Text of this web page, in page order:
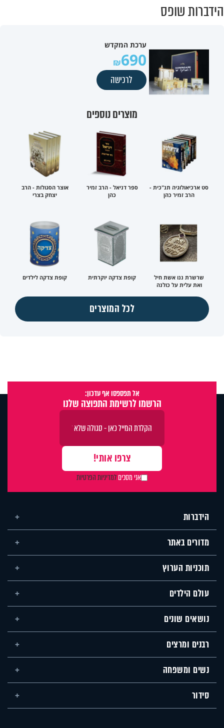
הידברות שופס
ערכת המקדש
690
לרכישה
מוצרים נוספים
סט ארכיאולוגיה תנ"כית -
הרב זמיר כהן
ספר דניאל - הרב זמיר
כהן
אוצר הסגולות - הרב
יצחק בצרי
שרשרת ננו אשת חיל
ואת עלית על כולנה
קופת צדקה יוקרתית קופת צדקה לילדים
לכל המוצרים
אל תפספסו אף עדכון:
הרשמו לרשימת התפוצה שלנו
אני מסכיםלמדיניות הפרטיות
הידברות
מדורים באתר
תוכניות הערוץ
עולם הילדים
נושאים שונים
רבנים ומרצים
נשים ומשפחה
סידור